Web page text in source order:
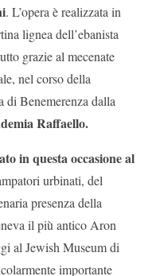
. L’opera è realizzata in
lignea dell’ebanista
grazie al mecenate
nel corso della
di Benemerenza dalla
Raffaello.
in questa occasione al
urbinati, del
presenza della
il più antico Aron
al Jewish Museum di
importante